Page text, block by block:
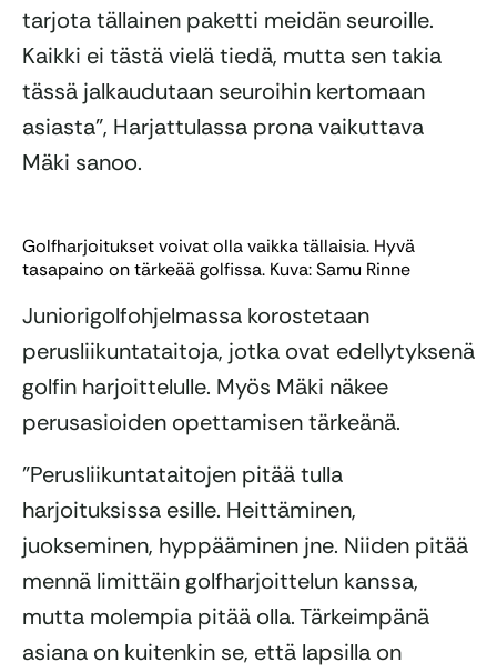
tarjota tällainen paketti meidän seuroille.
Kaikki ei tästä vielä tiedä, mutta sen takia
tässä jalkaudutaan seuroihin kertomaan
asiasta”, Harjattulassa prona vaikuttava
Mäki sanoo.
Golfharjoitukset voivat olla vaikka tällaisia. Hyvä
tasapaino on tärkeää golfissa. Kuva: Samu Rinne
Juniorigolfohjelmassa korostetaan
perusliikuntataitoja, jotka ovat edellytyksenä
golfin harjoittelulle. Myös Mäki näkee
perusasioiden opettamisen tärkeänä.
”Perusliikuntataitojen pitää tulla
harjoituksissa esille. Heittäminen,
juokseminen, hyppääminen jne. Niiden pitää
mennä limittäin golfharjoittelun kanssa,
mutta molempia pitää olla. Tärkeimpänä
asiana on kuitenkin se, että lapsilla on